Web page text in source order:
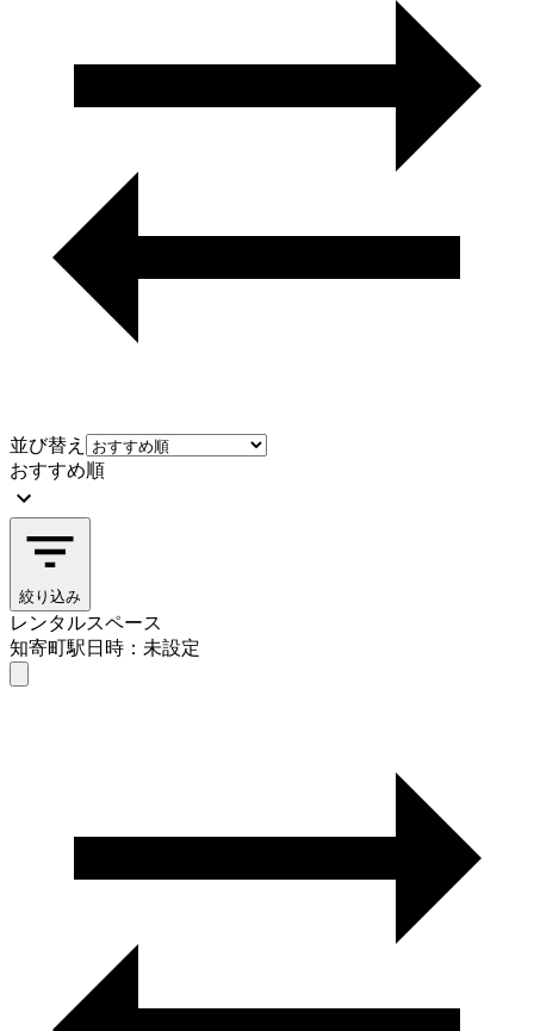
並び替え
おすすめ順
絞り込み
レンタルスペース
知寄町駅日時：未設定